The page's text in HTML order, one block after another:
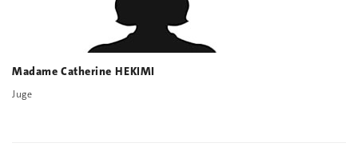
Madame Catherine HEKIMI
Juge